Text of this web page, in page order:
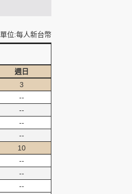
單位:每人新台幣
週日
3
--
--
--
--
10
--
--
--